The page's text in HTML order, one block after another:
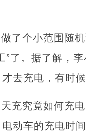
了个小范围随
”了。据了解，
去充电，有时
充究竟如何充
动车的充电时